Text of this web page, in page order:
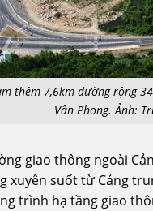
thêm 7,6km đường rộng
Vân Phong. Ảnh:
giao thông ngoài
xuyên suốt từ Cảng
trình hạ tầng giao